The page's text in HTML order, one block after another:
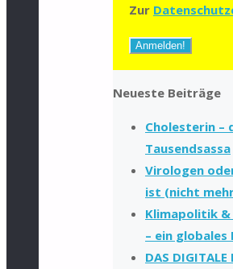
Zur
Neueste Beiträge
Cholesterin
Tausendsassa
Virologen
ist (nicht
Klimapolitik
– ein
DAS DIGITALE